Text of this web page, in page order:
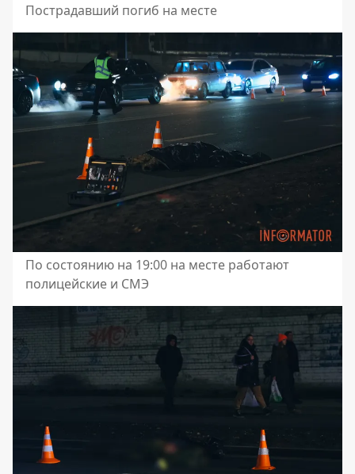
Пострадавший погиб на месте
По состоянию на 19:00 на месте работают
полицейские и СМЭ